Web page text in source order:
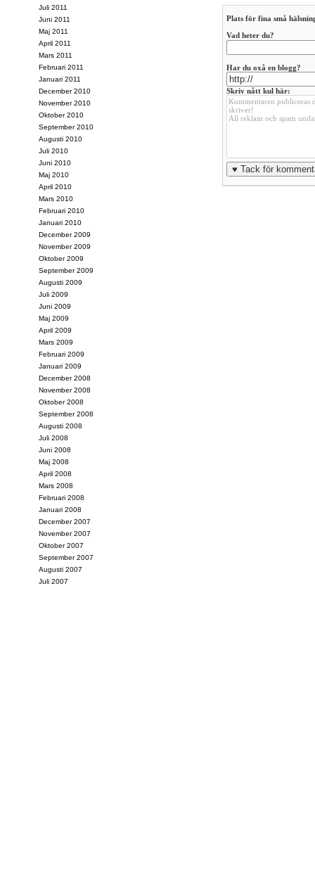
Plats för fina små
Vad heter du?
Har du oxå en blogg?
Skriv nått kul här:
Juli 2011
Juni 2011
Maj 2011
April 2011
Mars 2011
Februari 2011
Januari 2011
December 2010
November 2010
Oktober 2010
September 2010
Augusti 2010
Juli 2010
Juni 2010
Maj 2010
April 2010
Mars 2010
Februari 2010
Januari 2010
December 2009
November 2009
Oktober 2009
September 2009
Augusti 2009
Juli 2009
Juni 2009
Maj 2009
April 2009
Mars 2009
Februari 2009
Januari 2009
December 2008
November 2008
Oktober 2008
September 2008
Augusti 2008
Juli 2008
Juni 2008
Maj 2008
April 2008
Mars 2008
Februari 2008
Januari 2008
December 2007
November 2007
Oktober 2007
September 2007
Augusti 2007
Juli 2007